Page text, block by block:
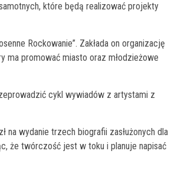
które będą realizować projekty
Rockowanie”. Zakłada on organizację
ma promować miasto oraz młodzieżowe
cykl wywiadów z artystami z
na wydanie trzech biografii zasłużonych dla
że twórczość jest w toku i planuje napisać